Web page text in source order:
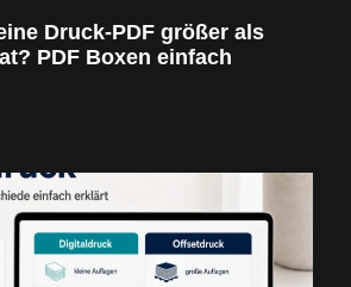
Druck-PDF größer als
PDF Boxen einfach